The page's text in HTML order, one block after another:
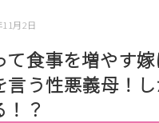
月2日
て食事を増やす
言う性悪義母！
？